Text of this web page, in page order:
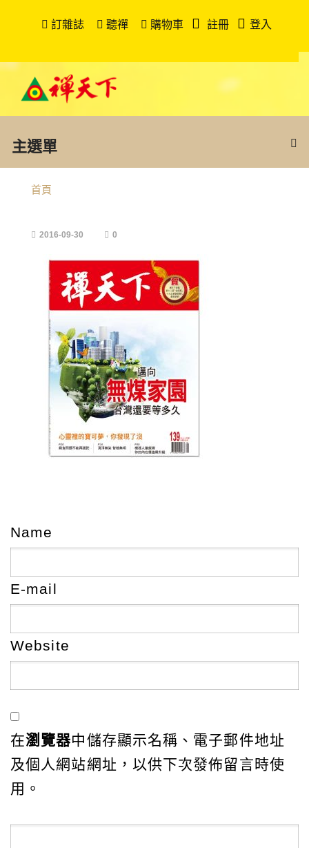
訂雜誌 聽禪 購物車 註冊 登入
主選單
首頁
2016-09-30 0
Name
E-mail
Website
在瀏覽器中儲存顯示名稱、電子郵件地址
及個人網站網址，以供下次發佈留言時使
用。